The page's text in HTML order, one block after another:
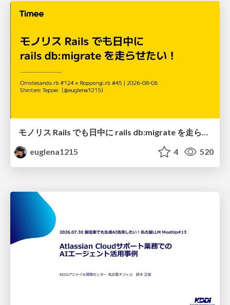
モノリス Rails でも日中に rails db:migrate を走らせたい！ / Daytime rails db:migrate on Monolithic Rails!
euglena1215
4 520